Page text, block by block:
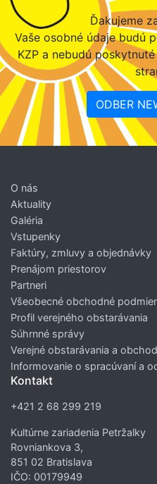
Ďakujeme
Vaše osobné údaje budú
KZP a nebudú
ODBER
O nás
Aktuality
Galéria
Vstupenky
Faktúry, zmluvy a objednávky
Prenájom priestorov
Partneri
Všeobecné obchodné
Profil verejného obstarávania
Súhrnné správy
Verejné obstarávania a
Informovanie o spracúvaní a
Kontakt
+421 2 68 299 219
Kultúrne zariadenia Petržalky
Rovniankova 3,
851 02 Bratislava
IČO: 00179949